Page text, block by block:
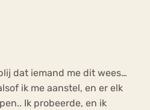
dat iemand me dit wees…
ik me aanstel, en er elk
Ik probeerde, en ik